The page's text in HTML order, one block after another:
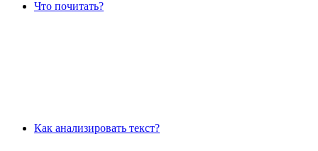
Что почитать?
Как анализировать текст?